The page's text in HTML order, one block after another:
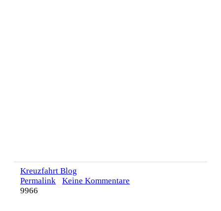
Kreuzfahrt Blog
Permalink
Keine Kommentare
9966